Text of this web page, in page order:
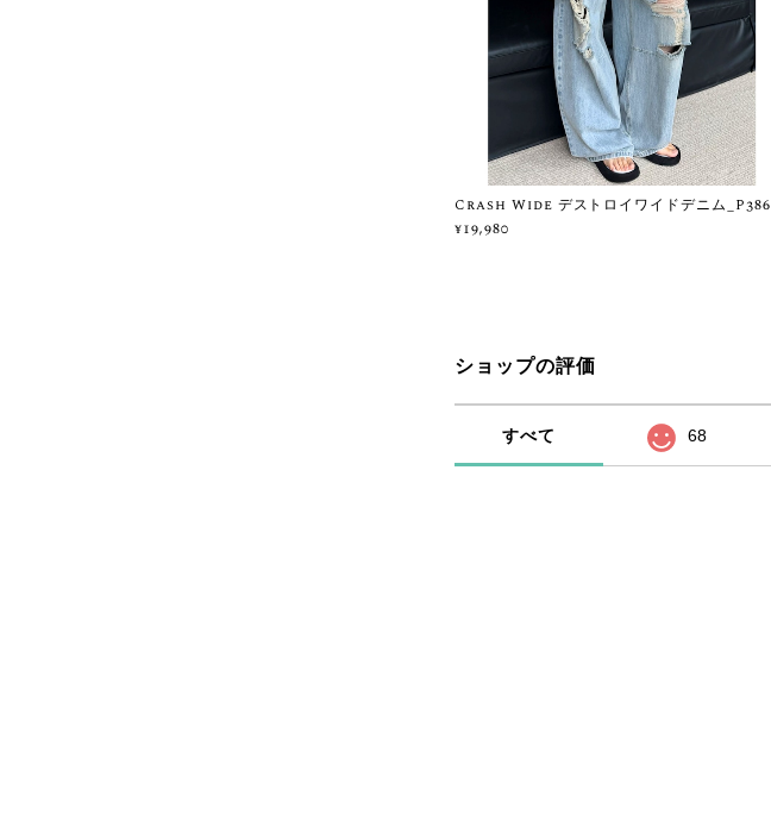
Crash Wide デストロイワイドデニム_P386
¥19,980
ショップの評価
すべて 68